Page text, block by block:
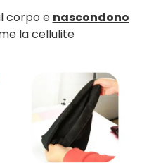
corpo e nascondono
la cellulite